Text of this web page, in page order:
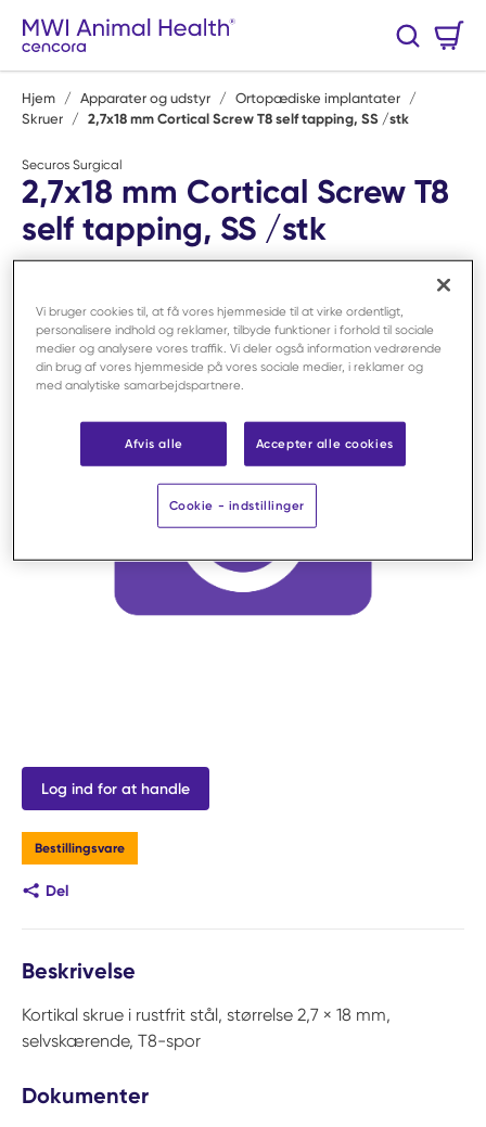
Spring til hovedindhold
Søg
Hjem / Apparater og udstyr / Ortopædiske implantater /
Skruer / 2,7x18 mm Cortical Screw T8 self tapping, SS /stk
Securos Surgical
2,7x18 mm Cortical Screw T8
self tapping, SS /stk
Log ind for at handle
Bestillingsvare
Del
Beskrivelse
Kortikal skrue i rustfrit stål, størrelse 2,7 × 18 mm,
selvskærende, T8-spor
Dokumenter
Vi bruger cookies til, at få vores hjemmeside til at virke ordentligt,
personalisere indhold og reklamer, tilbyde funktioner i forhold til sociale
medier og analysere vores traffik. Vi deler også information vedrørende
din brug af vores hjemmeside på vores sociale medier, i reklamer og
med analytiske samarbejdspartnere.
Afvis alle Accepter alle cookies
Cookie - indstillinger